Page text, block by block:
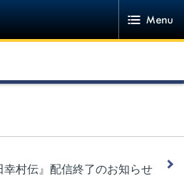
村伝』配信終了のお知らせ